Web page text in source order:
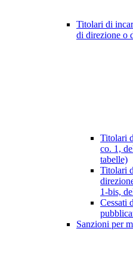
Titolari di
di direzione o
Titolari
co. 1,
tabelle)
Titolari
1-bis,
Cessati
Sanzioni per